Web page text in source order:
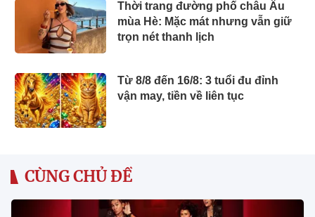
Thời trang đường phố châu Âu
mùa Hè: Mặc mát nhưng vẫn giữ
trọn nét thanh lịch
Từ 8/8 đến 16/8: 3 tuổi đu đỉnh
vận may, tiền về liên tục
CÙNG CHỦ ĐỀ